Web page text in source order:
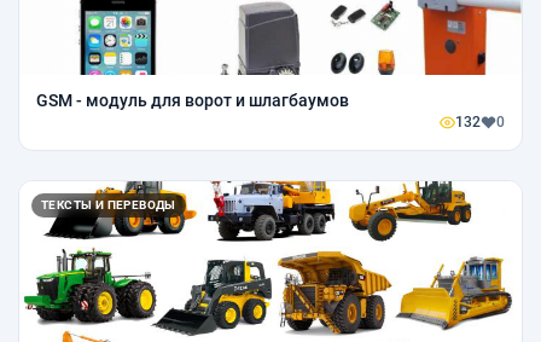
GSM - модуль для ворот и шлагбаумов
132 0
ТЕКСТЫ И ПЕРЕВОДЫ